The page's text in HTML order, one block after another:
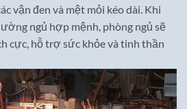
vận đen và mệt mỏi kéo dài. Khi
ngủ hợp mệnh, phòng ngủ sẽ
cực, hỗ trợ sức khỏe và tinh thần